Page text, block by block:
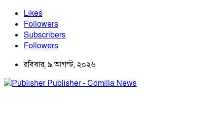
Likes
Followers
Subscribers
Followers
রবিবার, ৯ আগস্ট, ২০২৬
Publisher - Comilla News